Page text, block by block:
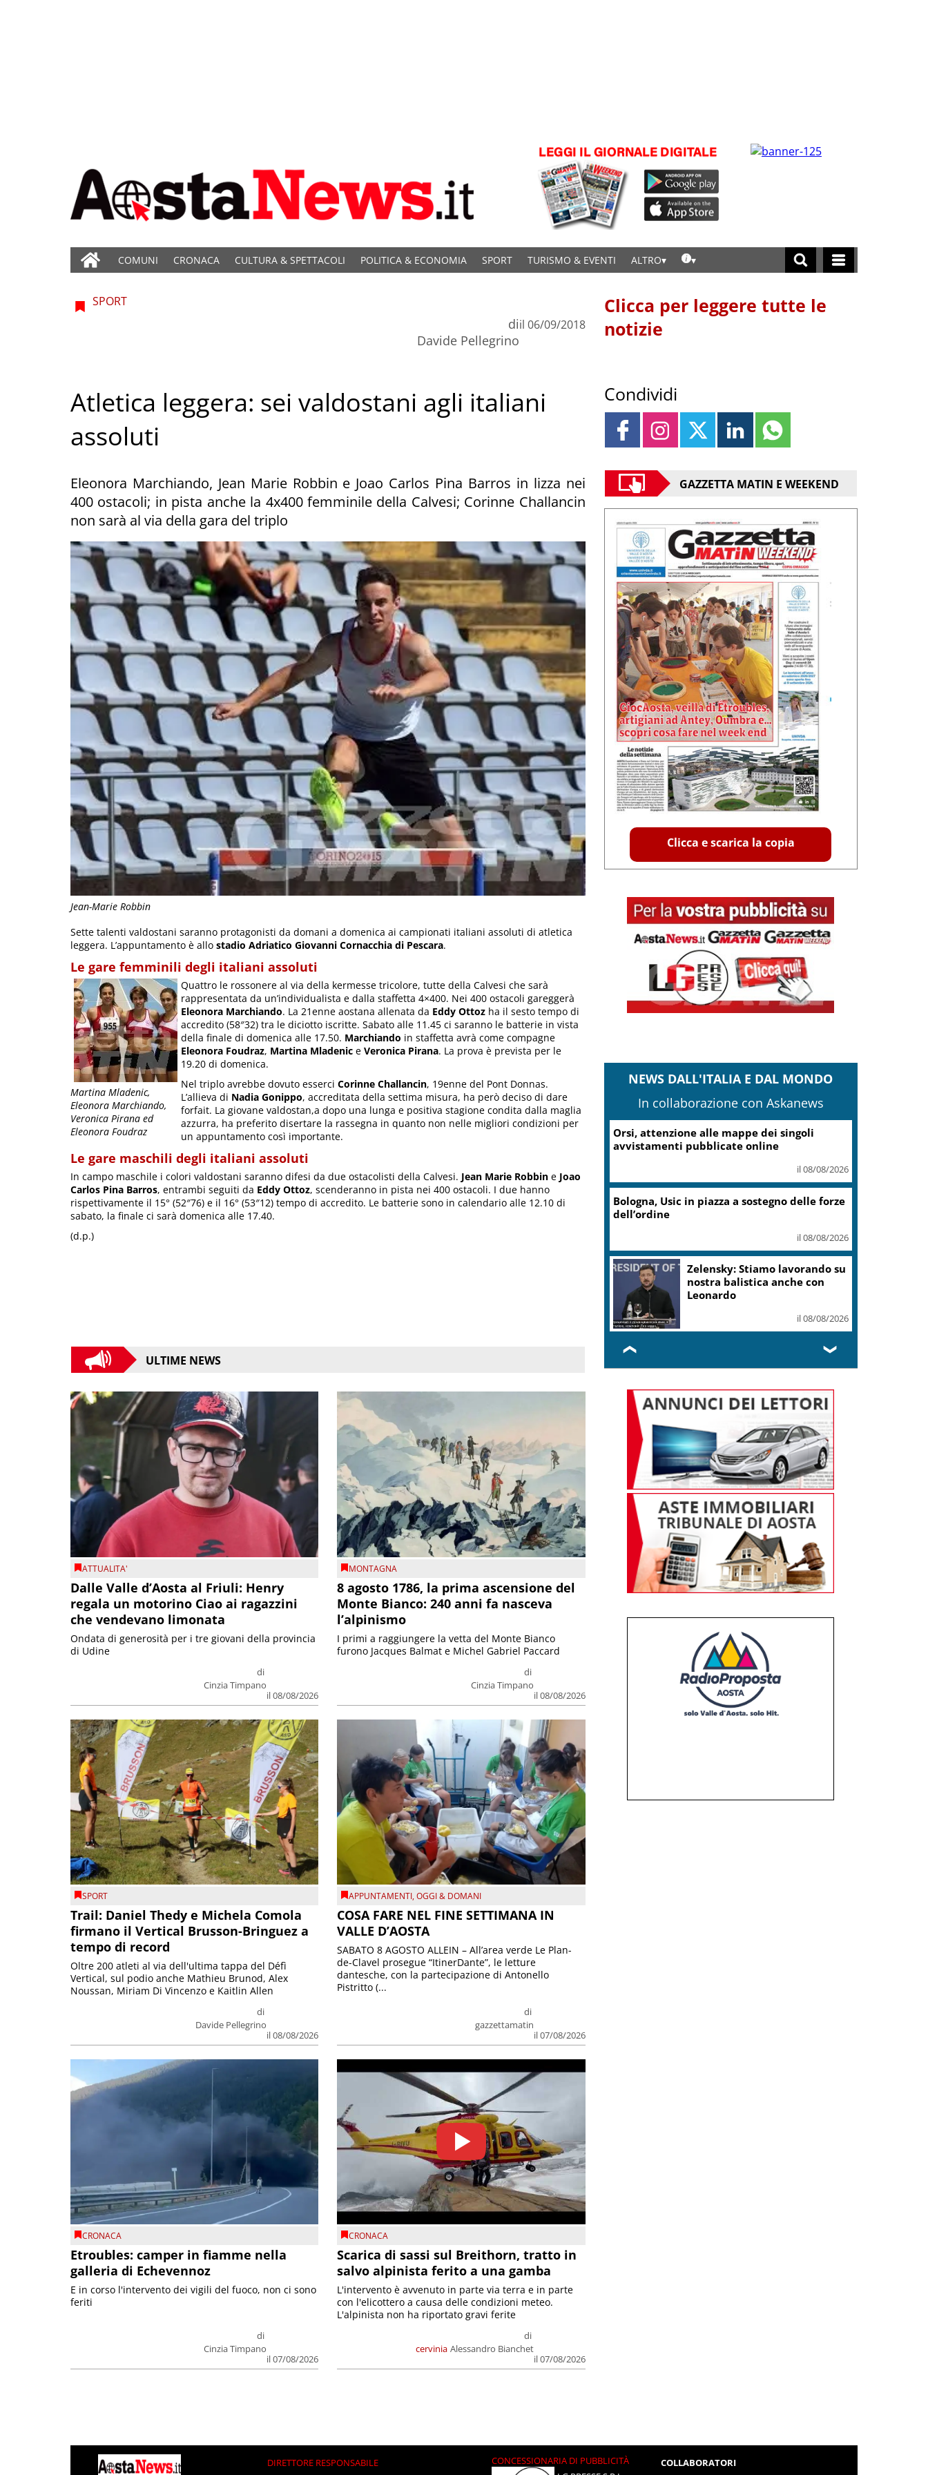
COMUNI CRONACA CULTURA & SPETTACOLI POLITICA & ECONOMIA SPORT TURISMO & EVENTI ALTRO
Jean-Marie Robbin
SPORT
di
Davide Pellegrino
il 06/09/2018
Atletica leggera: sei valdostani agli italiani
assoluti
Eleonora Marchiando, Jean Marie Robbin e Joao Carlos Pina Barros in lizza nei
400 ostacoli; in pista anche la 4x400 femminile della Calvesi; Corinne Challancin
non sarà al via della gara del triplo
Sette talenti valdostani saranno protagonisti da domani a domenica ai campionati italiani assoluti di atletica
leggera. L’appuntamento è allo stadio Adriatico Giovanni Cornacchia di Pescara.
Le gare femminili degli italiani assoluti
Martina Mladenic,
Eleonora Marchiando,
Veronica Pirana ed
Eleonora Foudraz
Quattro le rossonere al via della kermesse tricolore, tutte della Calvesi che sarà
rappresentata da un’individualista e dalla staffetta 4×400. Nei 400 ostacoli gareggerà
Eleonora Marchiando. La 21enne aostana allenata da Eddy Ottoz ha il sesto tempo di
accredito (58″32) tra le diciotto iscritte. Sabato alle 11.45 ci saranno le batterie in vista
della finale di domenica alle 17.50. Marchiando in staffetta avrà come compagne
Eleonora Foudraz, Martina Mladenic e Veronica Pirana. La prova è prevista per le
19.20 di domenica.
Nel triplo avrebbe dovuto esserci Corinne Challancin, 19enne del Pont Donnas.
L’allieva di Nadia Gonippo, accreditata della settima misura, ha però deciso di dare
forfait. La giovane valdostan,a dopo una lunga e positiva stagione condita dalla maglia
azzurra, ha preferito disertare la rassegna in quanto non nelle migliori condizioni per
un appuntamento così importante.
Le gare maschili degli italiani assoluti
In campo maschile i colori valdostani saranno difesi da due ostacolisti della Calvesi. Jean Marie Robbin e Joao
Carlos Pina Barros, entrambi seguiti da Eddy Ottoz, scenderanno in pista nei 400 ostacoli. I due hanno
rispettivamente il 15° (52″76) e il 16° (53″12) tempo di accredito. Le batterie sono in calendario alle 12.10 di
sabato, la finale ci sarà domenica alle 17.40.
(d.p.)
ULTIME NEWS
ATTUALITA'
Dalle Valle d’Aosta al Friuli: Henry
regala un motorino Ciao ai ragazzini
che vendevano limonata
di
Cinzia Timpano
il 08/08/2026
Ondata di generosità per i tre giovani della provincia
di Udine
MONTAGNA
8 agosto 1786, la prima ascensione del
Monte Bianco: 240 anni fa nasceva
l’alpinismo
di
Cinzia Timpano
il 08/08/2026
I primi a raggiungere la vetta del Monte Bianco
furono Jacques Balmat e Michel Gabriel Paccard
SPORT
Trail: Daniel Thedy e Michela Comola
firmano il Vertical Brusson-Bringuez a
tempo di record
di
Davide Pellegrino
il 08/08/2026
Oltre 200 atleti al via dell'ultima tappa del Défì
Vertical, sul podio anche Mathieu Brunod, Alex
Noussan, Miriam Di Vincenzo e Kaitlin Allen
APPUNTAMENTI,OGGI & DOMANI
COSA FARE NEL FINE SETTIMANA IN
VALLE D’AOSTA
di
gazzettamatin
il 07/08/2026
SABATO 8 AGOSTO ALLEIN – All’area verde Le Plan-
de-Clavel prosegue “ItinerDante”, le letture
dantesche, con la partecipazione di Antonello
Pistritto (...
CRONACA
Etroubles: camper in fiamme nella
galleria di Echevennoz
di
Cinzia Timpano
il 07/08/2026
E in corso l'intervento dei vigili del fuoco, non ci sono
feriti
CRONACA
Scarica di sassi sul Breithorn, tratto in
salvo alpinista ferito a una gamba
cervinia
di
Alessandro Bianchet
il 07/08/2026
L'intervento è avvenuto in parte via terra e in parte
con l'elicottero a causa delle condizioni meteo.
L'alpinista non ha riportato gravi ferite
Clicca per leggere tutte le
notizie
Condividi
GAZZETTA MATIN E WEEKEND
Clicca e scarica la copia
NEWS DALL'ITALIA E DAL MONDO
In collaborazione con Askanews
Orsi, attenzione alle mappe dei singoli
avvistamenti pubblicate online
il 08/08/2026
Bologna, Usic in piazza a sostegno delle forze
dell’ordine
il 08/08/2026
Zelensky: Stiamo lavorando su
nostra balistica anche con
Leonardo
il 08/08/2026
❮ ❯
DIRETTORE RESPONSABILE
CONCESSIONARIA DI PUBBLICITÀ
COLLABORATORI